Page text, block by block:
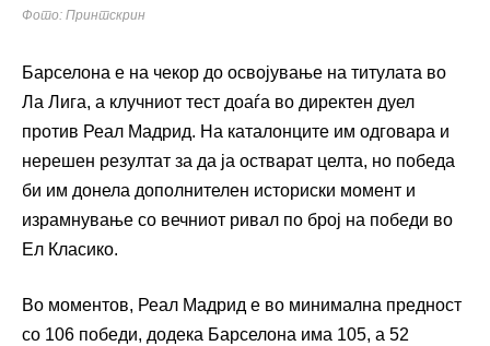
Фото: Принтскрин
Барселона е на чекор до освојување на титулата во
Ла Лига, а клучниот тест доаѓа во директен дуел
против Реал Мадрид. На каталонците им одговара и
нерешен резултат за да ја остварат целта, но победа
би им донела дополнителен историски момент и
израмнување со вечниот ривал по број на победи во
Ел Класико.
Во моментов, Реал Мадрид е во минимална предност
со 106 победи, додека Барселона има 105, а 52